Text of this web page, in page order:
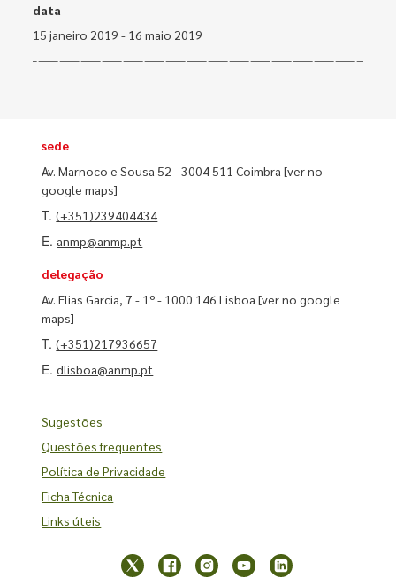
data
15 janeiro 2019 - 16 maio 2019
sede
Av. Marnoco e Sousa 52 - 3004 511 Coimbra[ver no
google maps]
T.(+351)239404434
E. anmp@anmp.pt
delegação
Av. Elias Garcia, 7 - 1º - 1000 146 Lisboa[ver no google
maps]
T.(+351)217936657
E.dlisboa@anmp.pt
Sugestões
Questões frequentes
Política de Privacidade
Ficha Técnica
Links úteis